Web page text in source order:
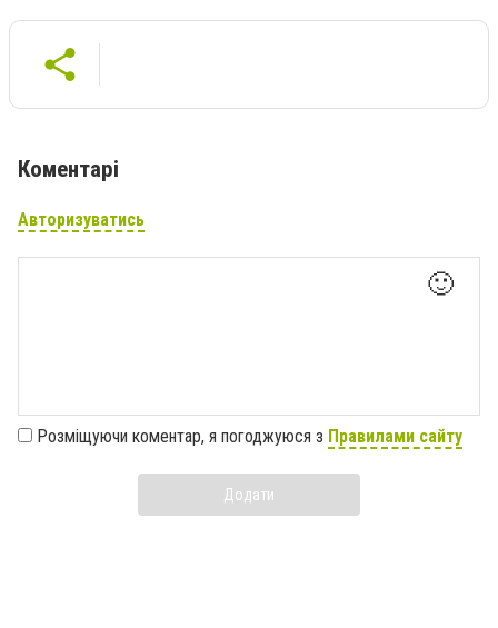
Коментарі
Авторизуватись
🙂
Розміщуючи коментар, я погоджуюся з Правилами сайту
Додати